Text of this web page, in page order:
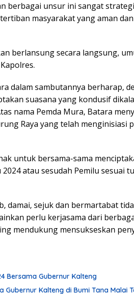
berbagai unsur ini sangat
masyarakat yang aman
berlansung secara langsung,
dalam sambutannya berharap,
suasana yang kondusif
nama Pemda Mura, Batara
Raya yang telah menginisiasi
untuk bersama-sama
atau sesudah Pemilu sesuai
damai, sejuk dan bermartabat
perlu kerjasama dari
mendukung mensukseskan
Bersama Gubernur Kalteng
Kalteng di Bumi Tana Malai